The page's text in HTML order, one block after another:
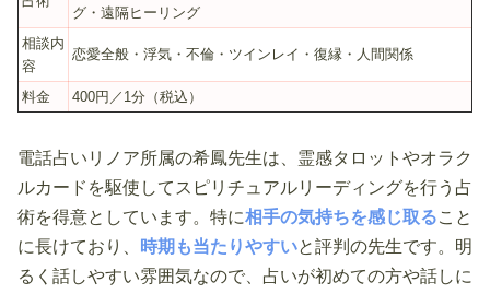
グ・遠隔ヒーリング
相談内
容
恋愛全般・浮気・不倫・ツインレイ・復縁・人間関係
料金 400円／1分（税込）
電話占いリノア所属の希鳳先生は、霊感タロットやオラク
ルカードを駆使してスピリチュアルリーディングを行う占
術を得意としています。特に相手の気持ちを感じ取ること
に長けており、
時期も当たりやすいと評判の先生です。明
るく話しやすい雰囲気なので、占いが初めての方や話しに